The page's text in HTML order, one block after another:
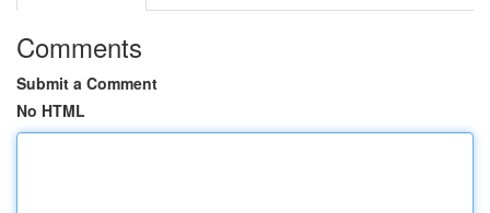
Comments
Submit a Comment
No HTML